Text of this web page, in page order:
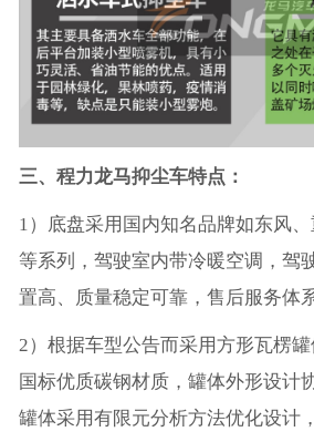
三、程力龙马抑尘车特点：
1）底盘采用国内知名品牌如东风
等系列，驾驶室内带冷暖空调，驾
置高、质量稳定可靠，售后服务体
2）根据车型公告而采用方形瓦楞罐
国标优质碳钢材质，罐体外形设计
罐体采用有限元分析方法优化设计